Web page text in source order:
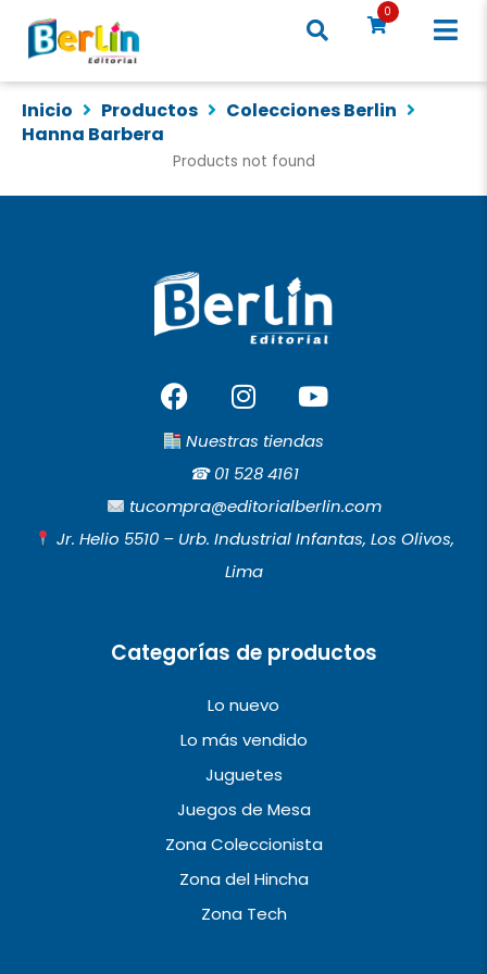
contenido
0
Inicio Productos
Colecciones Berlin
Hanna Barbera
Products not found
F
a
c
b
o
o
I
n
s
t
a
g
r
a
Y
o
u
u
b
e
Nuestras tiendas
☎︎01 528 4161
tucompra@editorialberlin.com
Jr. Helio 5510 – Urb. Industrial Infantas, Los Olivos,
Lima
Categorías de productos
Lo nuevo
Lo más vendido
Juguetes
Juegos de Mesa
Zona Coleccionista
Zona del Hincha
Zona Tech